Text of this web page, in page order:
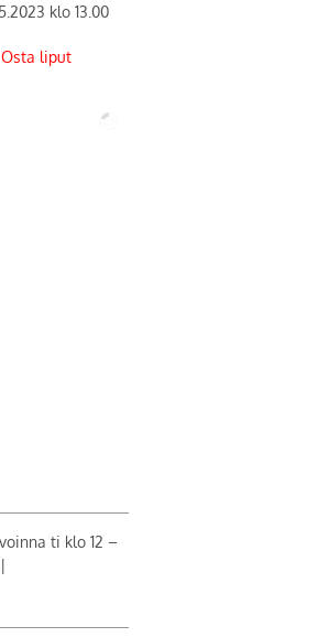
klo 13.00
Osta liput
ti klo 12 –